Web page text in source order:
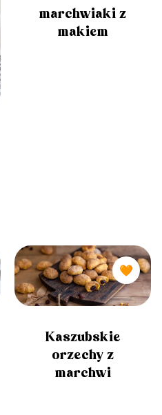
marchwiaki z
makiem
🧡
Kaszubskie
orzechy z
marchwi